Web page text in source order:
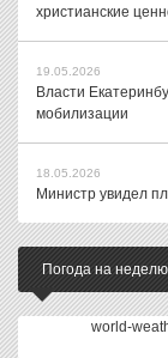
христианские
19.05.2026
Власти
мобилизации
18.05.2026
Министр увидел
Погода на неделю
world-